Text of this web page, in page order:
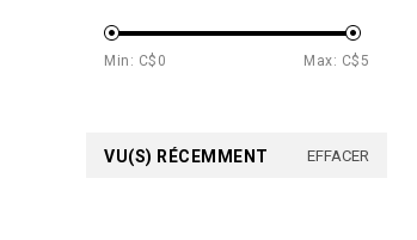
Min: C$ 0 Max: C$ 5
VU(S) RÉCEMMENT EFFACER